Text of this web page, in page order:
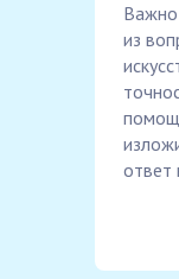
Важно
из
ответ